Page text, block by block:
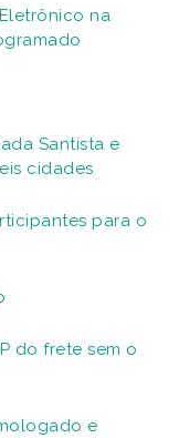
na
Santista e
cidades
para o
do frete sem o
e